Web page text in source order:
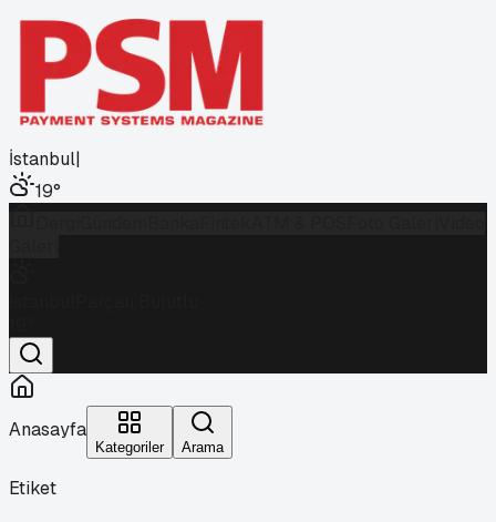
İstanbul|
19°
Anasayfa
Kategoriler Arama
Etiket